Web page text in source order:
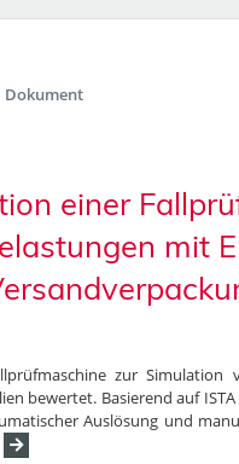
Dokument
einer
mit
zur Simulation
bewertet. Basierend auf
Auslösung und